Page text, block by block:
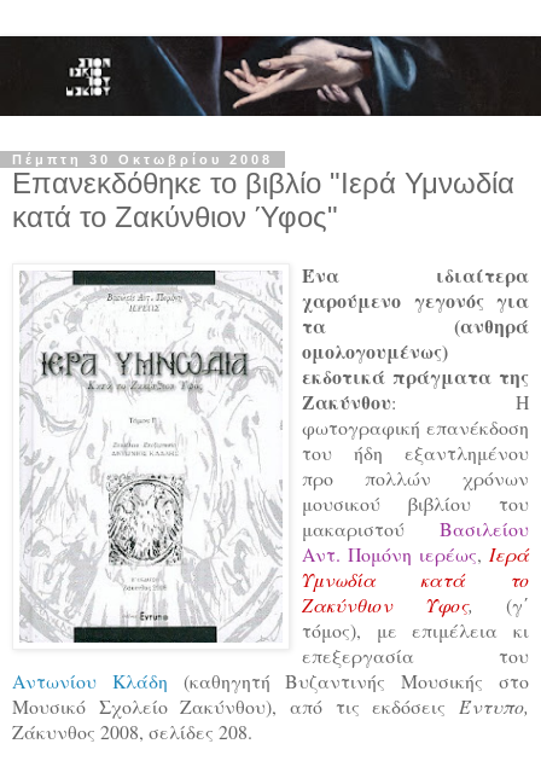
Πέμπτη 30 Οκτωβρίου 2008
Επανεκδόθηκε το βιβλίο "Ιερά Υμνωδία
κατά το Ζακύνθιον Ύφος"
Ένα ιδιαίτερα
χαρούμενο γεγονός για
τα (ανθηρά
ομολογουμένως)
εκδοτικά πράγματα της
Ζακύνθου: Η
φωτογραφική επανέκδοση
του ήδη εξαντλημένου
προ πολλών χρόνων
μουσικού βιβλίου του
μακαριστού Βασιλείου
Αντ. Πομόνη ιερέως, Ιερά
Υμνωδία κατά το
Ζακύνθιον Ύφος, (γ΄
τόμος), με επιμέλεια κι
επεξεργασία του
Αντωνίου Κλάδη (καθηγητή Βυζαντινής Μουσικής στο
Μουσικό Σχολείο Ζακύνθου), από τις εκδόσεις Έντυπο,
Ζάκυνθος 2008, σελίδες 208.